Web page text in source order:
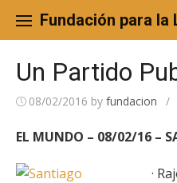
content
Fundación para la
Un Partido
08/02/2016 by fundacion /
EL MUNDO – 08/02/16 –
·